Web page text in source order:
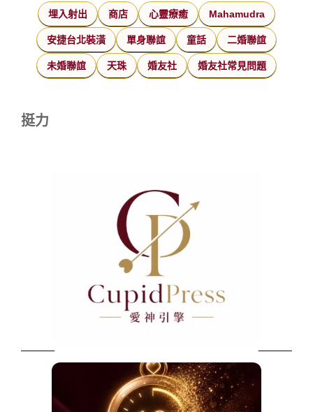
埋入射出 商店 心靈療癒 Mahamudra
安捷台北裝潢 單身聯誼 童話 二婚聯誼
未婚聯誼 天珠 婚友社 婚友社常見問題
挺力